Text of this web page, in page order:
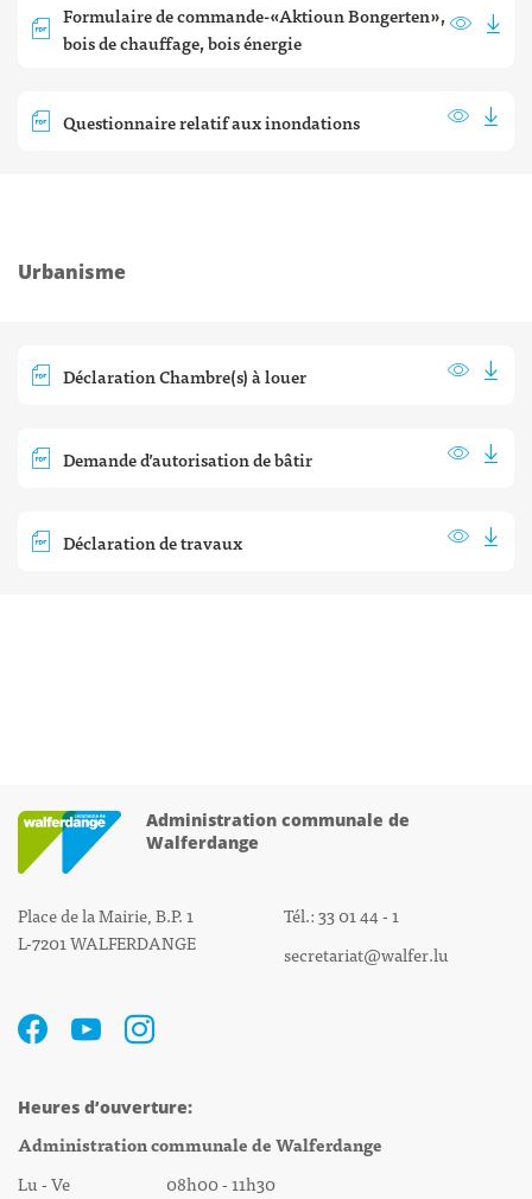
Formulaire de commande-«Aktioun Bongerten»,
bois de chauffage, bois énergie
Questionnaire relatif aux inondations
Urbanisme
Déclaration Chambre(s) à louer
Demande d’autorisation de bâtir
Déclaration de travaux
Administration communale de
Walferdange
Place de la Mairie, B.P. 1
L-7201 WALFERDANGE
Tél.: 33 01 44 - 1
secretariat@walfer.lu
Heures d’ouverture:
Administration communale de Walferdange
Lu - Ve 08h00 - 11h30